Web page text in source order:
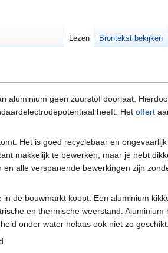
aluminium geen zuurstof doorlaat.
heeft. Het offert
Het is goed recyclebaar en
makkelijk te bewerken, maar je hebt
alle verspanende bewerkingen zijn
de bouwmarkt koopt. Een aluminium
en thermische weerstand.
onder water helaas ook niet zo geschikt.
Lezen Brontekst bekijken